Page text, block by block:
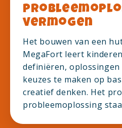
vermogen
Het bouwen van een
MegaFort leert
definiëren, oplossingen
keuzes te maken op
creatief denken. Het
probleemoplossing